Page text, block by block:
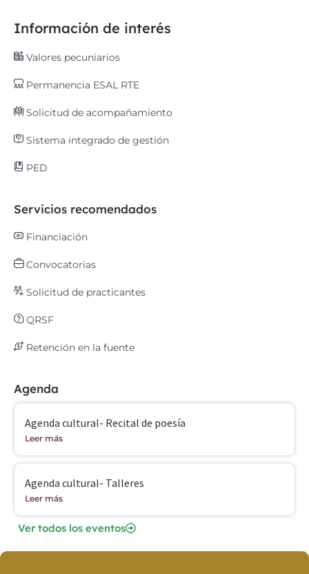
Información de interés
Valores pecuniarios
Permanencia ESAL RTE
Solicitud de acompañamiento
Sistema integrado de gestión
PED
Servicios recomendados
Financiación
Convocatorias
Solicitud de practicantes
QRSF
Retención en la fuente
Agenda
Agenda cultural- Recital de poesía
Leer más
Agenda cultural- Talleres
Leer más
Ver todos los eventos